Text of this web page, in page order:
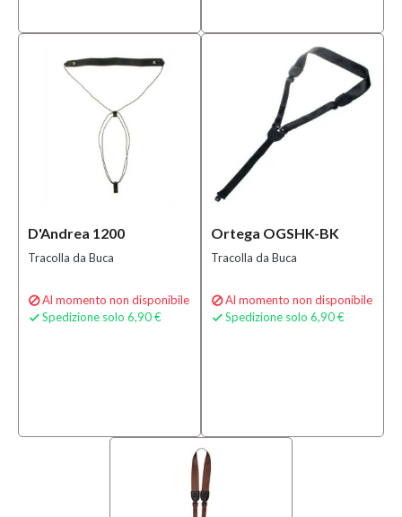
D'Andrea 1200
Tracolla da Buca
Al momento non disponibile
 Spedizione solo 6,90 €
Ortega OGSHK-BK
Tracolla da Buca
Al momento non disponibile
 Spedizione solo 6,90 €